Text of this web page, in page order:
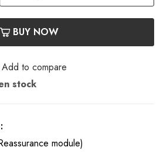
BUY NOW
Add to compare
stock
module)